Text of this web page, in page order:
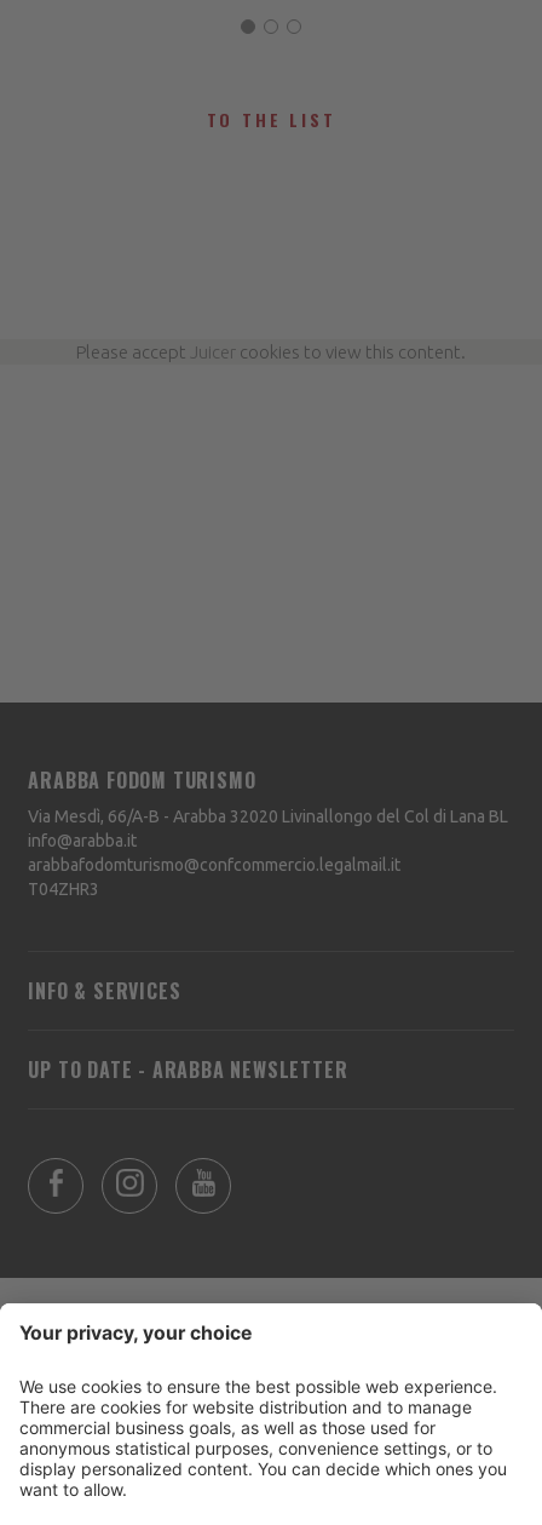
TO THE LIST
Please accept Juicer cookies to view this content.
UP TO DATE - ARABBA NEWSLETTER
ARABBA FODOM TURISMO
Via Mesdì, 66/A-B - Arabba 32020 Livinallongo del Col di Lana BL
info@arabba.it
arabbafodomturismo@confcommercio.legalmail.it
T04ZHR3
INFO & SERVICES